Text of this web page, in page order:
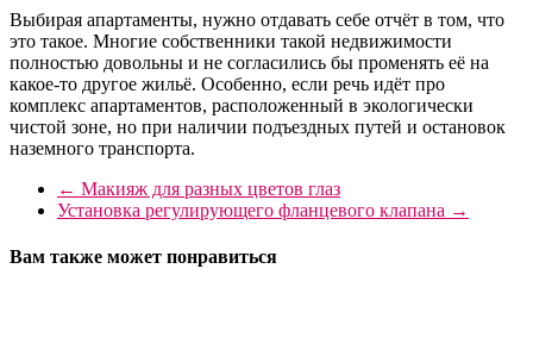
Выбирая апартаменты, нужно отдавать себе отчёт в том, что
это такое. Многие собственники такой недвижимости
полностью довольны и не согласились бы променять её на
какое-то другое жильё. Особенно, если речь идёт про
комплекс апартаментов, расположенный в экологически
чистой зоне, но при наличии подъездных путей и остановок
наземного транспорта.
← Макияж для разных цветов глаз
Установка регулирующего фланцевого клапана →
Вам также может понравиться